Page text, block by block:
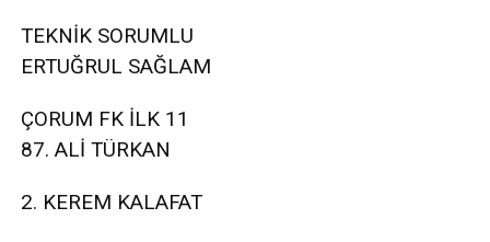
TEKNİK SORUMLU
ERTUĞRUL SAĞLAM
ÇORUM FK İLK 11
87. ALİ TÜRKAN
2. KEREM KALAFAT